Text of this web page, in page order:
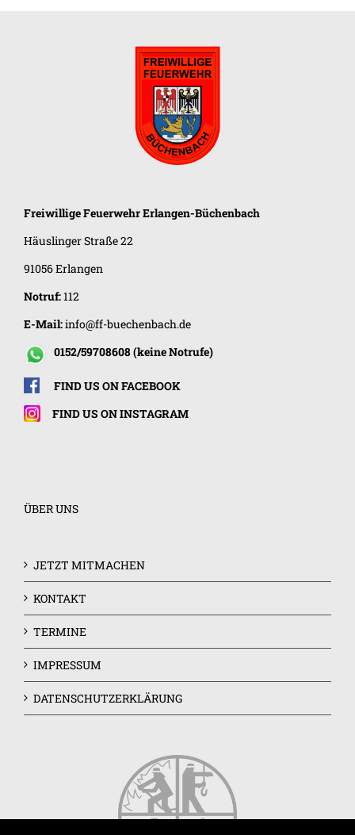
Freiwillige FeuerwehrErlangen-Büchenbach
Häuslinger Straße 22
91056 Erlangen
Notruf:112
E-Mail:info@ff-buechenbach.de
0152/59708608 (keine Notrufe)
FIND US ON FACEBOOK
FIND US ON INSTAGRAM
ÜBER UNS
JETZT MITMACHEN
KONTAKT
TERMINE
IMPRESSUM
DATENSCHUTZERKLÄRUNG